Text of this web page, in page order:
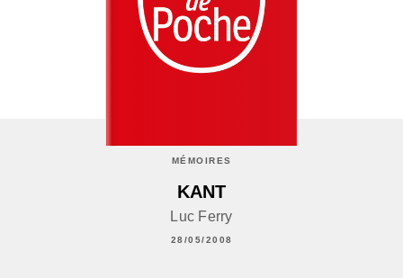
MÉMOIRES
KANT
Luc Ferry
28/05/2008